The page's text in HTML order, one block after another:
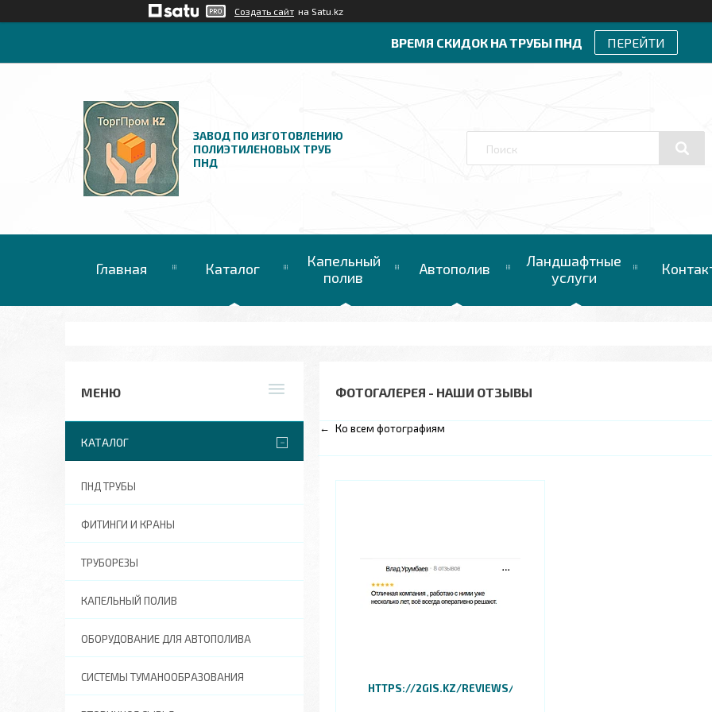
Создать сайт на Satu.kz
ВРЕМЯ СКИДОК НА ТРУБЫ ПНД ПЕРЕЙТИ
ЗАВОД ПО ИЗГОТОВЛЕНИЮ
ПОЛИЭТИЛЕНОВЫХ ТРУБ
ПНД
Главная Каталог
Капельный
полив
Автополив
Ландшафтные
услуги
ФОТОГАЛЕРЕЯ - НАШИ ОТЗЫВЫ
Ко всем фотографиям
HTTPS://2GIS.KZ/REVIEWS/70000001056390301/REVIEW/
КАТАЛОГ
ПНД ТРУБЫ
ФИТИНГИ И КРАНЫ
ТРУБОРЕЗЫ
КАПЕЛЬНЫЙ ПОЛИВ
ОБОРУДОВАНИЕ ДЛЯ АВТОПОЛИВА
СИСТЕМЫ ТУМАНООБРАЗОВАНИЯ